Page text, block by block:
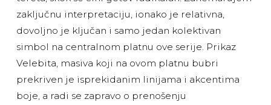
zaključnu interpretaciju, ionako je relativna,
dovoljno je ključan i samo jedan kolektivan
simbol na centralnom platnu ove serije. Prikaz
Velebita, masiva koji na ovom platnu bubri
prekriven je isprekidanim linijama i akcentima
boje, a radi se zapravo o prenošenju